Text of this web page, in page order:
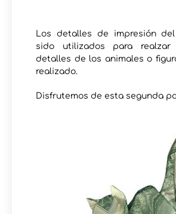
Los detalles de impresión
sido utilizados para realzar
detalles de los animales o
realizado.
Disfrutemos de esta segunda